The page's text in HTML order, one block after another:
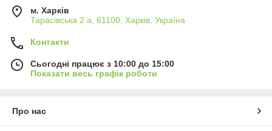
м. Харків
Тарасівська 2 а, 61100, Харків, Україна
Контакти
Сьогодні працює з 10:00 до 15:00
Показати весь графік роботи
Про нас